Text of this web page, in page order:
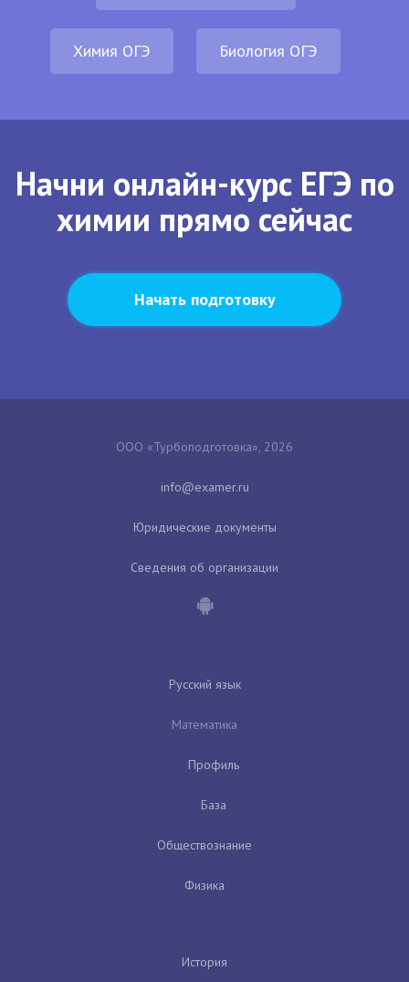
Химия ОГЭ Биология ОГЭ
Начни онлайн-курс ЕГЭ по
химии прямо сейчас
Начать подготовку
ООО «Турбоподготовка», 2026
Юридические документы
Сведения об организации
Русский язык
Математика
Профиль
База
Обществознание
Физика
История